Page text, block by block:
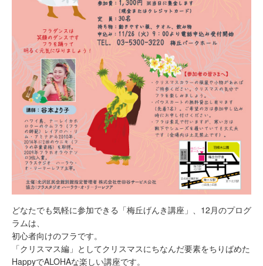
どなたでも気軽に参加できる「梅丘げんき講座」、12月のプログ
ラムは、
初心者向けのフラです。
「クリスマス編」としてクリスマスにちなんだ要素をちりばめた
HappyでALOHAな楽しい講座です。